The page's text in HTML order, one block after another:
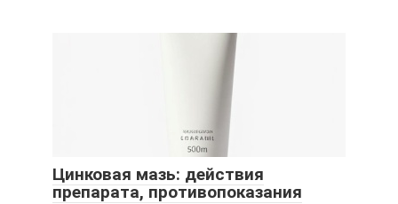
Цинковая мазь: действия
препарата, противопоказания